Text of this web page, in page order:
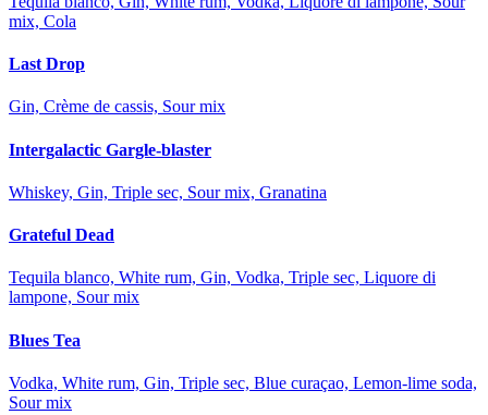
mix, Cola
Last Drop
Gin, Crème de cassis, Sour mix
Intergalactic Gargle-blaster
Whiskey, Gin, Triple sec, Sour mix, Granatina
Grateful Dead
Tequila blanco, White rum, Gin, Vodka, Triple sec, Liquore di
lampone, Sour mix
Blues Tea
Vodka, White rum, Gin, Triple sec, Blue curaçao, Lemon-lime soda,
Sour mix